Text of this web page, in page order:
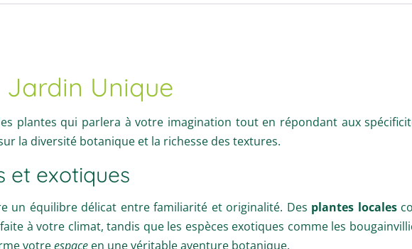
Jardin Unique
plantes qui parlera à votre imagination tout en répondant aux
la diversité botanique et la richesse des textures.
et exotiques
un équilibre délicat entre familiarité et originalité. Des plantes locales
à votre climat, tandis que les espèces exotiques comme les
votreespace en une véritable aventure botanique.